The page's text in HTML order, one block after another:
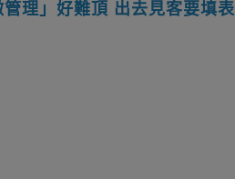
理」好難頂 出去見客要填表